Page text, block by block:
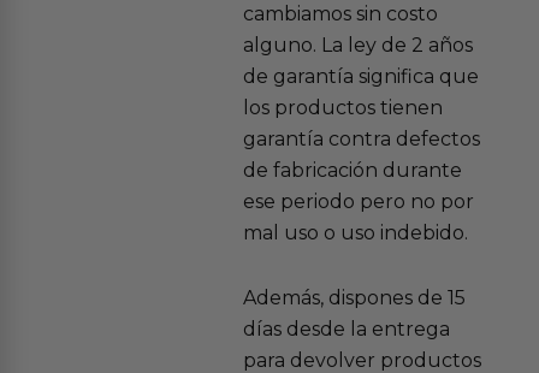
cambiamos sin costo
alguno. La ley de 2 años
de garantía significa que
los productos tienen
garantía contra defectos
de fabricación durante
ese periodo pero no por
mal uso o uso indebido.
Además, dispones de 15
días desde la entrega
para devolver productos